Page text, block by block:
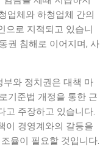
업체와 하청업체 간의
으로 지적되고 있습니
권 침해로 이어지며, 사
부와 정치권은 대책 마
기준법 개정을 통한 근
고 주장하고 있습니다.
이 경영계와의 갈등을
율이 필요할 것입니다.